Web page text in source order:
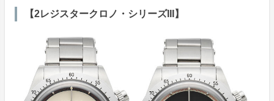
【2レジスタークロノ・シリーズIII】